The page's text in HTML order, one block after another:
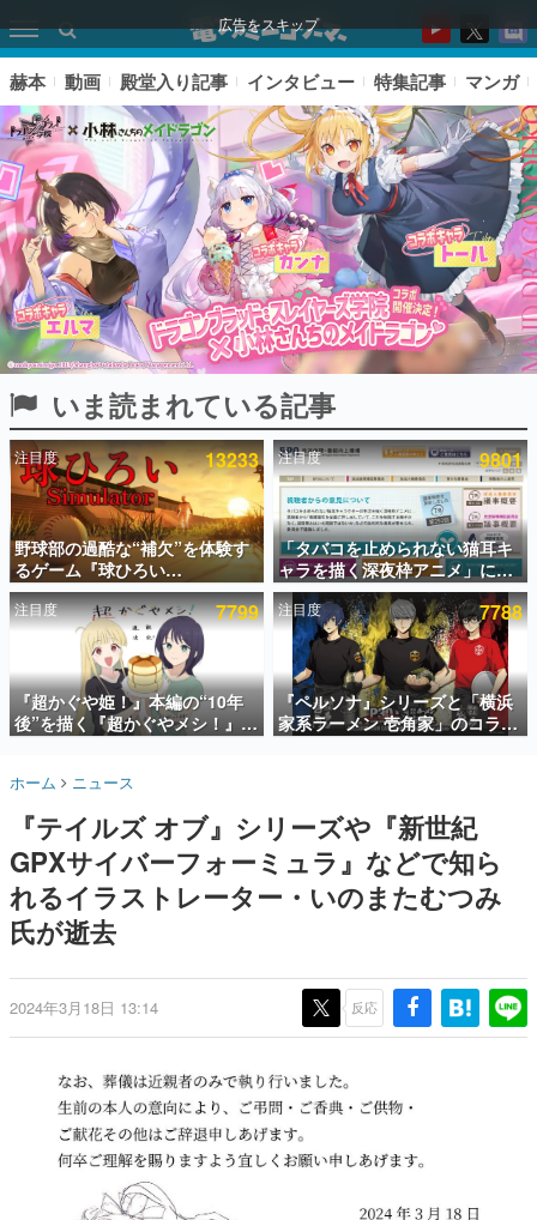
広告をスキップ
ピックアップ
電ファミのいま読まれている記事ランキング
アプリセール情報
インタビュー
連載・特集一覧
殿堂入り記事
SNS拡散数が数千以上！ ページビュー数万以上！ などな
ど。多くの人々に読まれた、電ファミ渾身の“殿堂入り”記
事をまとめました。
名作ゲームクリエイターの方々に製作時のエピソードをお
きます。
赫本
この物語を解いてはいけない。『赫本』は、〈試験問題〉
の形をした短編ホラー小説集です。
これからのデジタルゲーム市場を担う若きクリエイター達
の姿を追い、彼らのルーツと情熱を探っていきます。
ゲームに多大な影響を受けた作家さんに取材し、ゲームが
日本のコンテンツ産業やカルチャーに与えた影響を探る企
画です。
日本モバイルゲーム産業史
日本のモバイルゲーム史における主要なトピック・タイト
ルを網羅するほか、開発者へのインタビューや識者による
解説を掲載。約20年の歴史が一望できる決定版！
赫本 動画 殿堂入り記事 インタビュー 特集記事 マンガ
いま読まれている記事
注目度 13233
野球部の過酷な“補欠”を体験す
るゲーム『球ひろい
Simulator』が「1件」のウィッ
シュリストをもとにチェコ語に
対応しSNSで話題に。『キング
ダム・カム』開発元やチェコの
プロ野球選手から称賛の声
注目度 9801
「タバコを止められない猫耳キ
ャラを描く深夜枠アニメ」に視
聴者の一部から批判意見。違法
薬物の使用と思しき描写も含め
て、BPOが議論を交わす
注目度 7799
『超かぐや姫！』本編の“10年
後”を描く『超かぐやメシ！』
Web連載決定。新たなWebマン
にて特別話が掲載スタート、あ
のお話には…まだ続きがある！
注目度 7788
『ペルソナ』シリーズと「横浜
家系ラーメン 壱角家」のコラボ
が8月21日から開催。”はがく
ホーム ニュース
『テイルズ オブ』シリーズや『新世紀
GPXサイバーフォーミュラ』などで知ら
れるイラストレーター・いのまたむつみ
氏が逝去
2024年3月18日 13:14 反応